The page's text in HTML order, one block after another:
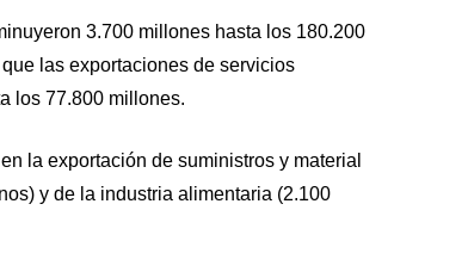
3.700 millones hasta los 180.200
las exportaciones de servicios
los 77.800 millones.
la exportación de suministros y material
y de la industria alimentaria (2.100